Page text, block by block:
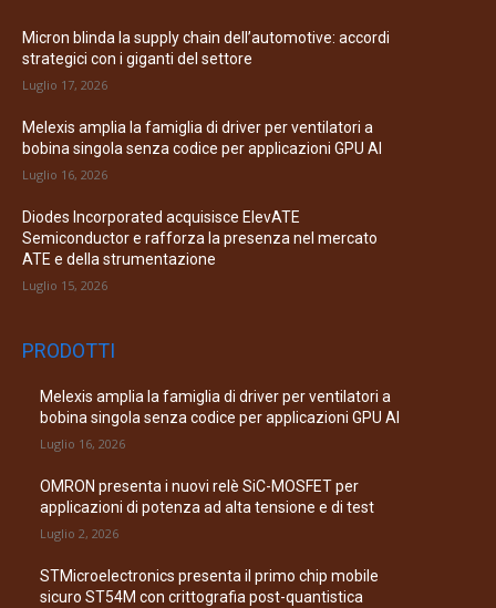
Micron blinda la supply chain dell’automotive: accordi
strategici con i giganti del settore
Luglio 17, 2026
Melexis amplia la famiglia di driver per ventilatori a
bobina singola senza codice per applicazioni GPU AI
Luglio 16, 2026
Diodes Incorporated acquisisce ElevATE
Semiconductor e rafforza la presenza nel mercato
ATE e della strumentazione
Luglio 15, 2026
PRODOTTI
Melexis amplia la famiglia di driver per ventilatori a
bobina singola senza codice per applicazioni GPU AI
Luglio 16, 2026
OMRON presenta i nuovi relè SiC-MOSFET per
applicazioni di potenza ad alta tensione e di test
Luglio 2, 2026
STMicroelectronics presenta il primo chip mobile
sicuro ST54M con crittografia post-quantistica